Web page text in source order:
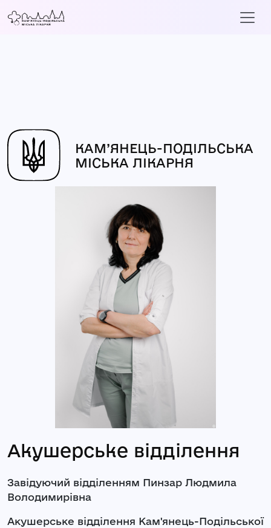
КАМ’ЯНЕЦЬ-ПОДІЛЬСЬКА
МІСЬКА ЛІКАРНЯ
Акушерське відділення
Завідуючий відділенням Пинзар Людмила
Володимирівна
Акушерське відділення Кам'янець-Подільської